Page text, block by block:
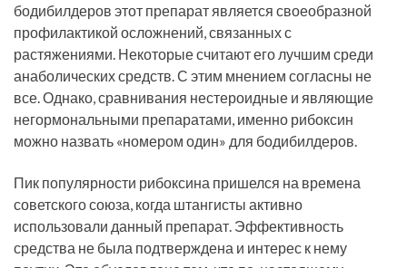
бодибилдеров этот препарат является своеобразной
профилактикой осложнений, связанных с
растяжениями. Некоторые считают его лучшим среди
анаболических средств. С этим мнением согласны не
все. Однако, сравнивания нестероидные и являющие
негормональными препаратами, именно рибоксин
можно назвать «номером один» для бодибилдеров.
Пик популярности рибоксина пришелся на времена
советского союза, когда штангисты активно
использовали данный препарат. Эффективность
средства не была подтверждена и интерес к нему